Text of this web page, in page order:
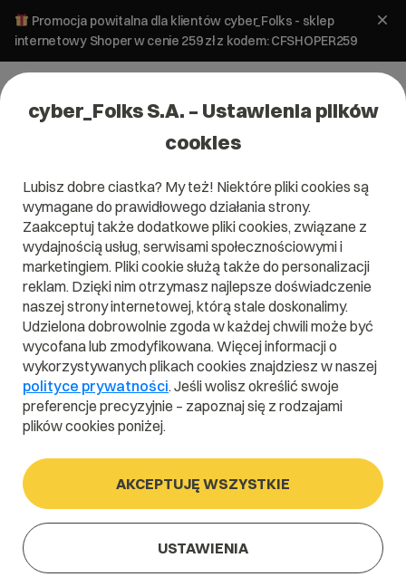
Promocja powitalna dla klientów cyber_Folks - sklep
internetowy Shoper w cenie 259 zł z kodem: CFSHOPER259
Domena .bj
Zarejestruj adres www z domeną Beninu
.bj
Szukaj
cyber_Folks S.A. – Ustawienia plików
cookies
Lubisz dobre ciastka? My też! Niektóre pliki cookies są
wymagane do prawidłowego działania strony.
Zaakceptuj także dodatkowe pliki cookies, związane z
wydajnością usług, serwisami społecznościowymi i
marketingiem. Pliki cookie służą także do personalizacji
reklam. Dzięki nim otrzymasz najlepsze doświadczenie
naszej strony internetowej, którą stale doskonalimy.
Udzielona dobrowolnie zgoda w każdej chwili może być
wycofana lub zmodyfikowana. Więcej informacji o
wykorzystywanych plikach cookies znajdziesz w naszej
polityce prywatności. Jeśli wolisz określić swoje
preferencje precyzyjnie – zapoznaj się z rodzajami
plików cookies poniżej.
AKCEPTUJĘ WSZYSTKIE
USTAWIENIA